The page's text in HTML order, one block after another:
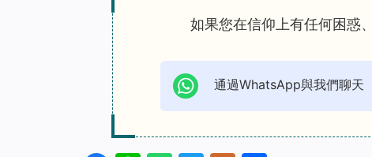
如果您在信仰上有任何困惑
通過WhatsApp與我們聊天